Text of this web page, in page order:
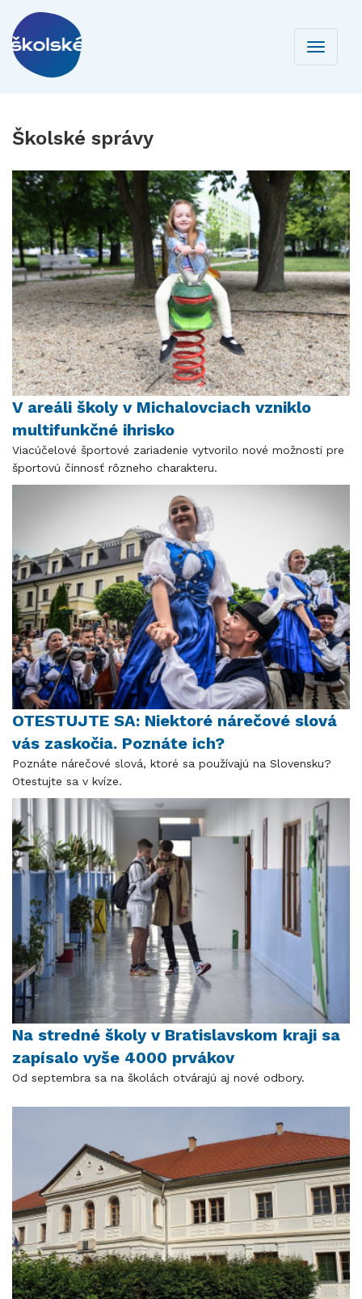
Toggle
Školské správy
V areáli školy v Michalovciach vzniklo
multifunkčné ihrisko
Viacúčelové športové zariadenie vytvorilo nové možnosti pre
športovú činnosť rôzneho charakteru.
OTESTUJTE SA: Niektoré nárečové slová
vás zaskočia. Poznáte ich?
Poznáte nárečové slová, ktoré sa používajú na Slovensku?
Otestujte sa v kvíze.
Na stredné školy v Bratislavskom kraji sa
zapísalo vyše 4000 prvákov
Od septembra sa na školách otvárajú aj nové odbory.